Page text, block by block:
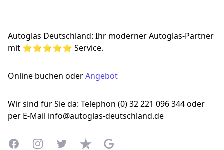
Autoglas Deutschland: Ihr moderner Autoglas-Partner
mit ⭐⭐⭐⭐⭐ Service.
Online buchen oderAngebot
Wir sind für Sie da: Telephon (0) 32 221 096 344 oder
per E-Mail info@autoglas-deutschland.de
FacebookInstagramTwitterTrustpilotGoogle Business Profile